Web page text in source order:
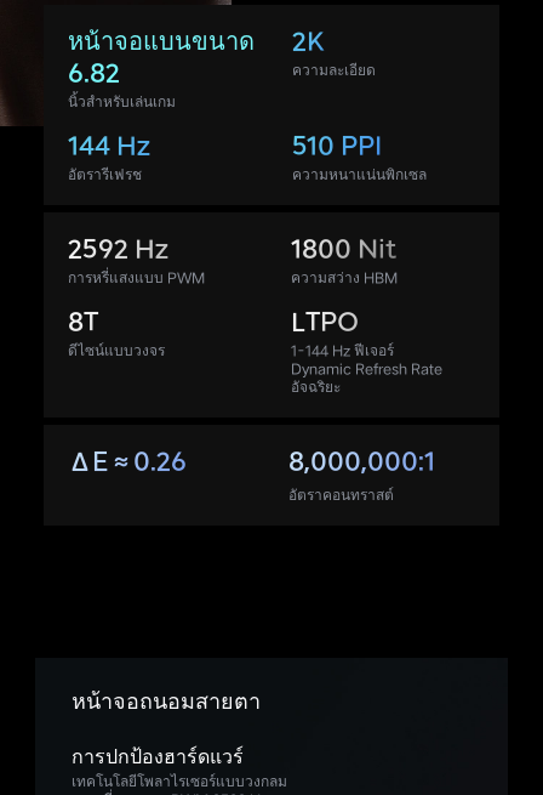
หน้าจอแบนขนาด
6.82
นิ้วสำหรับเล่นเกม
2K
ความละเอียด
144 Hz
อัตรารีเฟรช
510 PPI
ความหนาแน่นพิกเซล
2592 Hz
การหรี่แสงแบบ PWM
1800 Nit
ความสว่าง HBM
8T
ดีไซน์แบบวงจร
LTPO
1-144 Hz ฟีเจอร์
Dynamic Refresh Rate
อัจฉริยะ
ΔE≈0.26 8,000,000:1
อัตราคอนทราสต์
หน้าจอถนอมสายตา
การปกป้องฮาร์ดแวร์
เทคโนโลยีโพลาไรเซอร์แบบวงกลม